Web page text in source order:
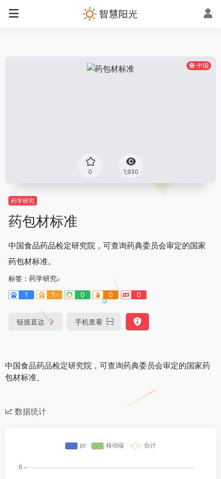
中国
0 1,930
药学研究
药包材标准
中国食品药品检定研究院，可查询药典委员会审定的国家
药包材标准。
标签： 药学研究
1
1- 0 0 0
链接直达 手机查看
中国食品药品检定研究院，可查询药典委员会审定的国家药
包材标准。
数据统计